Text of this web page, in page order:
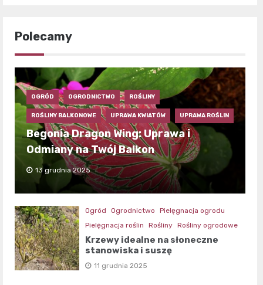
Polecamy
OGRÓD OGRODNICTWO ROŚLINY
ROŚLINY BALKONOWE UPRAWA KWIATÓW UPRAWA ROŚLIN
Begonia Dragon Wing: Uprawa i
Odmiany na Twój Balkon
13 grudnia 2025
Ogród Ogrodnictwo
Pielęgnacja ogrodu
Pielęgnacja roślin
Rośliny Rośliny ogrodowe
Krzewy idealne na słoneczne
stanowiska i suszę
11 grudnia 2025